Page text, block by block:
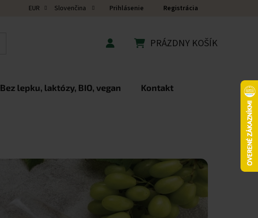
EUR Slovenčina Prihlásenie Registrácia
PRÁZDNY KOŠÍK
Bez lepku, laktózy, BIO, vegan Kontakt